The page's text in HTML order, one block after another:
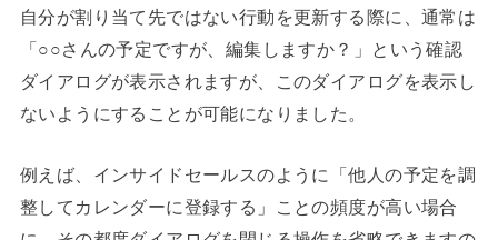
自分が割り当て先ではない行動を更新する際に、通常は
「○○さんの予定ですが、編集しますか？」という確認
ダイアログが表示されますが、このダイアログを表示し
ないようにすることが可能になりました。
例えば、インサイドセールスのように「他人の予定を調
整してカレンダーに登録する」ことの頻度が高い場合